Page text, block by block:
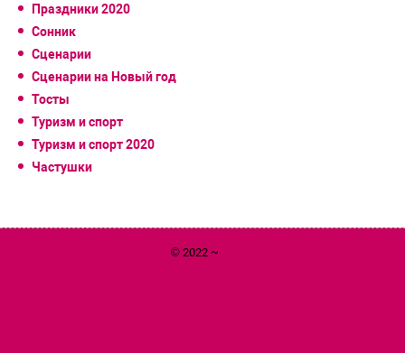
Праздники 2020
Сонник
Сценарии
Сценарии на Новый год
Тосты
Туризм и спорт
Туризм и спорт 2020
Частушки
© 2022 ~